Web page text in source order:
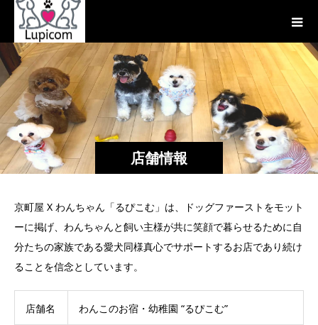
店舗情報
京町屋 X わんちゃん「るぴこむ」は、ドッグファーストをモット
ーに掲げ、わんちゃんと飼い主様が共に笑顔で暮らせるために自
分たちの家族である愛犬同様真心でサポートするお店であり続け
ることを信念としています。
店舗名 わんこのお宿・幼稚園 “るぴこむ”